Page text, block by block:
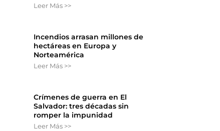
Leer Más >>
Incendios arrasan millones de
hectáreas en Europa y
Norteamérica
Leer Más >>
Crímenes de guerra en El
Salvador: tres décadas sin
romper la impunidad
Leer Más >>